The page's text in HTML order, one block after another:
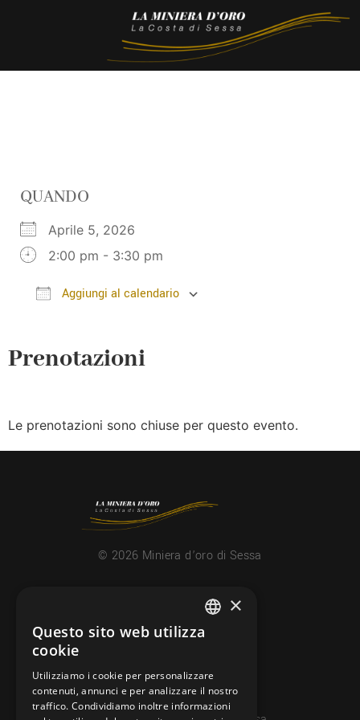
QUANDO
Aprile 5, 2026
2:00 pm - 3:30 pm
Aggiungi al calendario
Prenotazioni
Le prenotazioni sono chiuse per questo evento.
© 2026 Miniera d’oro di Sessa
CONTATTI
info@minieradoro.ch
079 127 20 80
GERMAN
×
Questo sito web utilizza
cookie
Utilizziamo i cookie per personalizzare
contenuti, annunci e per analizzare il nostro
traffico. Condividiamo inoltre informazioni